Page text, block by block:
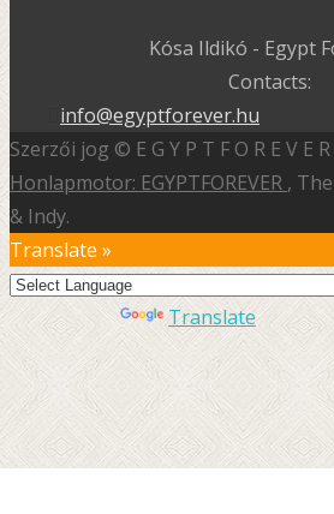
Kósa Ildikó - Egypt
Contacts:
info@egyptforever.hu
Szerzői jog © E G Y P T F O R E V E R
Honlapmotor: EGYPTFOREVER ,
& Indy.
Translate »
Powered by Translate